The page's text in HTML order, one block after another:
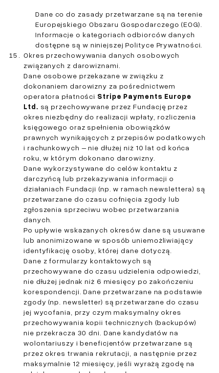
Dane co do zasady przetwarzane są na terenie
Europejskiego Obszaru Gospodarczego (EOG).
Informacje o kategoriach odbiorców danych
dostępne są w niniejszej Polityce Prywatności.
Okres przechowywania danych osobowych
związanych z darowiznami.
Dane osobowe przekazane w związku z
dokonaniem darowizny za pośrednictwem
operatora płatności Stripe Payments Europe
Ltd. są przechowywane przez Fundację przez
okres niezbędny do realizacji wpłaty, rozliczenia
księgowego oraz spełnienia obowiązków
prawnych wynikających z przepisów podatkowych
i rachunkowych – nie dłużej niż 10 lat od końca
roku, w którym dokonano darowizny.
Dane wykorzystywane do celów kontaktu z
darczyńcą lub przekazywania informacji o
działaniach Fundacji (np. w ramach newslettera) są
przetwarzane do czasu cofnięcia zgody lub
zgłoszenia sprzeciwu wobec przetwarzania
danych.
Po upływie wskazanych okresów dane są usuwane
lub anonimizowane w sposób uniemożliwiający
identyfikację osoby, której dane dotyczą.
Dane z formularzy kontaktowych są
przechowywane do czasu udzielenia odpowiedzi,
nie dłużej jednak niż 6 miesięcy po zakończeniu
korespondencji. Dane przetwarzane na podstawie
zgody (np. newsletter) są przetwarzane do czasu
jej wycofania, przy czym maksymalny okres
przechowywania kopii technicznych (backupów)
nie przekracza 30 dni. Dane kandydatów na
wolontariuszy i beneficjentów przetwarzane są
przez okres trwania rekrutacji, a następnie przez
maksymalnie 12 miesięcy, jeśli wyrażą zgodę na